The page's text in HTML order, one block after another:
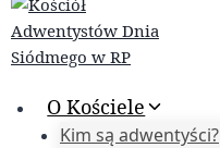
O Kościele
Kim są adwentyści?